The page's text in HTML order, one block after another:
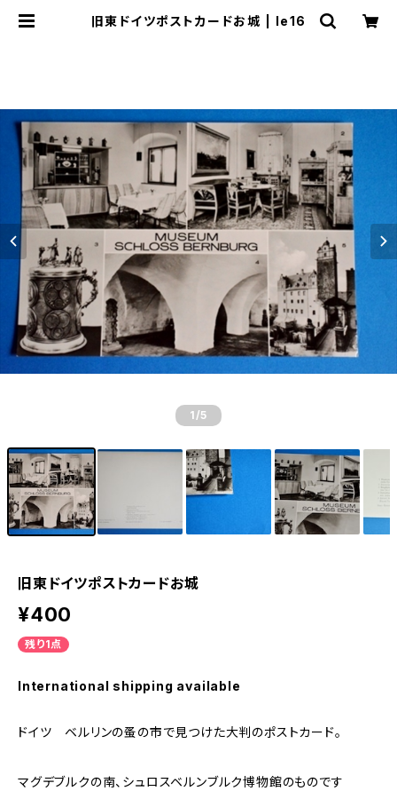
旧東ドイツポストカードお城 | le16
1 /5
旧東ドイツポストカードお城
¥400
残り1点
International shipping available
ドイツ ベルリンの蚤の市で見つけた大判のポストカード。
マグデブルクの南、シュロスベルンブルク博物館のものです